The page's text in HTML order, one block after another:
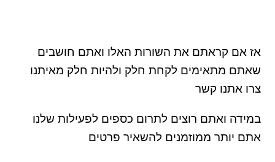
אז אם קראתם את השורות האלו ואתם חושבים
שאתם מתאימים לקחת חלק ולהיות חלק מאיתנו
צרו אתנו קשר
במידה ואתם רוצים לתרום כספים לפעילות שלנו
אתם יותר ממוזמנים להשאיר פרטים